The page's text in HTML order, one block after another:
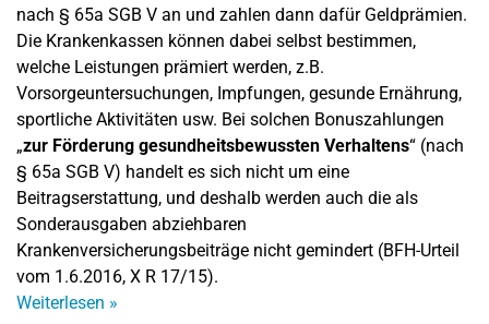
nach § 65a SGB V an und zahlen dann dafür Geldprämien.
Die Krankenkassen können dabei selbst bestimmen,
welche Leistungen prämiert werden, z.B.
Vorsorgeuntersuchungen, Impfungen, gesunde Ernährung,
sportliche Aktivitäten usw. Bei solchen Bonuszahlungen
„zur Förderung gesundheitsbewussten Verhaltens“ (nach
§ 65a SGB V) handelt es sich nicht um eine
Beitragserstattung, und deshalb werden auch die als
Sonderausgaben abziehbaren
Krankenversicherungsbeiträge nicht gemindert (BFH-Urteil
vom 1.6.2016, X R 17/15).
Weiterlesen »